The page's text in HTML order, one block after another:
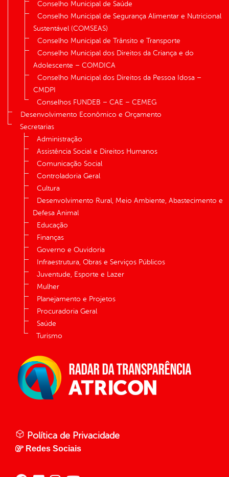
Conselho Municipal de Saúde
Conselho Municipal de Segurança Alimentar e Nutricional
Sustentável (COMSEAS)
Conselho Municipal de Trânsito e Transporte
Conselho Municipal dos Direitos da Criança e do
Adolescente – COMDICA
Conselho Municipal dos Direitos da Pessoa Idosa –
CMDPI
Conselhos FUNDEB – CAE – CEMEG
Desenvolvimento Econômico e Orçamento
Secretarias
Administração
Assistência Social e Direitos Humanos
Comunicação Social
Controladoria Geral
Cultura
Desenvolvimento Rural, Meio Ambiente, Abastecimento e
Defesa Animal
Educação
Finanças
Governo e Ouvidoria
Infraestrutura, Obras e Serviços Públicos
Juventude, Esporte e Lazer
Mulher
Planejamento e Projetos
Procuradoria Geral
Saúde
Turismo
Política de Privacidade
Redes Sociais